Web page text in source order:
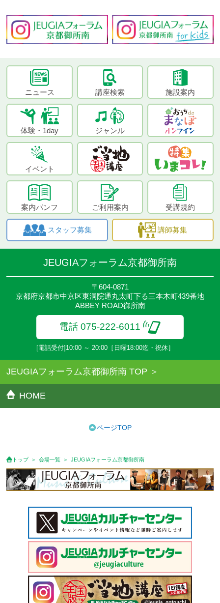
ニュース 講座検索 施設案内
体験・1day ジャンル
イベント
案内パンフ ご利用案内 受講規約
スタッフ募集 講師募集
JEUGIAフォーラム京都御所南
〒604-0871
京都府京都市中京区東洞院通丸太町下る三本木町439番地
ABBEY ROAD御所南
電話 075-222-6011
[電話受付]10:00 ～ 20:00［日曜18:00迄・祝休］
JEUGIAフォーラム京都御所南 TOP
HOME
ページTOP
トップ 会場一覧 JEUGIAフォーラム京都御所南